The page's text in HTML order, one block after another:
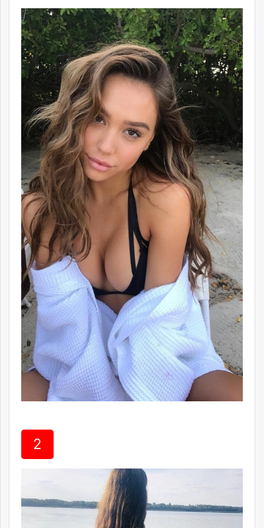
ikon.mn
mnb.mn
Livetv.mn
Eguur.mn
24tsag.mn
shuud.mn
eagle.mn
ergelt.mn
zarig.mn
today.mn
zuv.mn
mminfo.mn
ugluu.mn
urlag.mn
unen.mn
asu.mn
shudarga.mn
shuurhai.mn
unuudur.mn
isee.mn
mglradio.com
fact.mn
itoim.mn
tumen.mn
shuum.mn
times.mn
tvmongolia.mn
assa.mn
toim.mn
2